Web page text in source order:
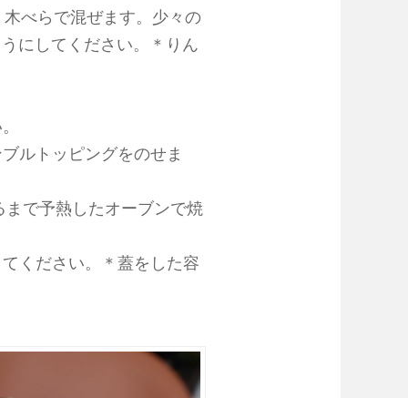
べらで混ぜます。少々の
にしてください。＊りん
ルトッピングをのせま
で予熱したオーブンで焼
ください。＊蓋をした容